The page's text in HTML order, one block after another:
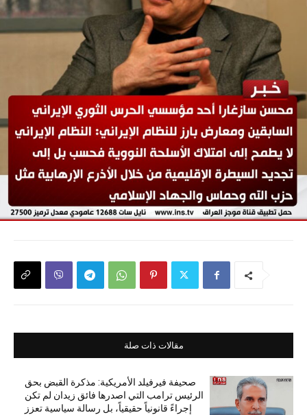
مقالات ذات صلة
صحيفة فيرفيلد الأمريكية: مذكرة القبض بحق
الرئيس ترامب التي اصدرها فائق زيدان لم تكن
إجراءً قانونياً حقيقياً، بل رسالة سياسية تعزز